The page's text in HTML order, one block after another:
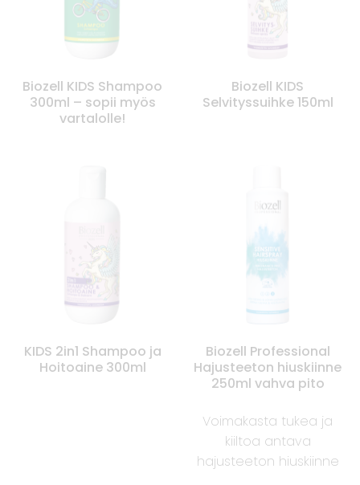
Biozell KIDS Shampoo
300ml – sopii myös
vartalolle!
Biozell KIDS
Selvityssuihke 150ml
KIDS 2in1 Shampoo ja
Hoitoaine 300ml
Biozell Professional
Hajusteeton hiuskiinne
250ml vahva pito
Voimakasta tukea ja
kiiltoa antava
hajusteeton hiuskiinne